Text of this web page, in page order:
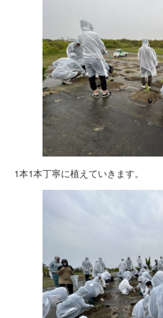
1本1本丁寧に植えていきます。